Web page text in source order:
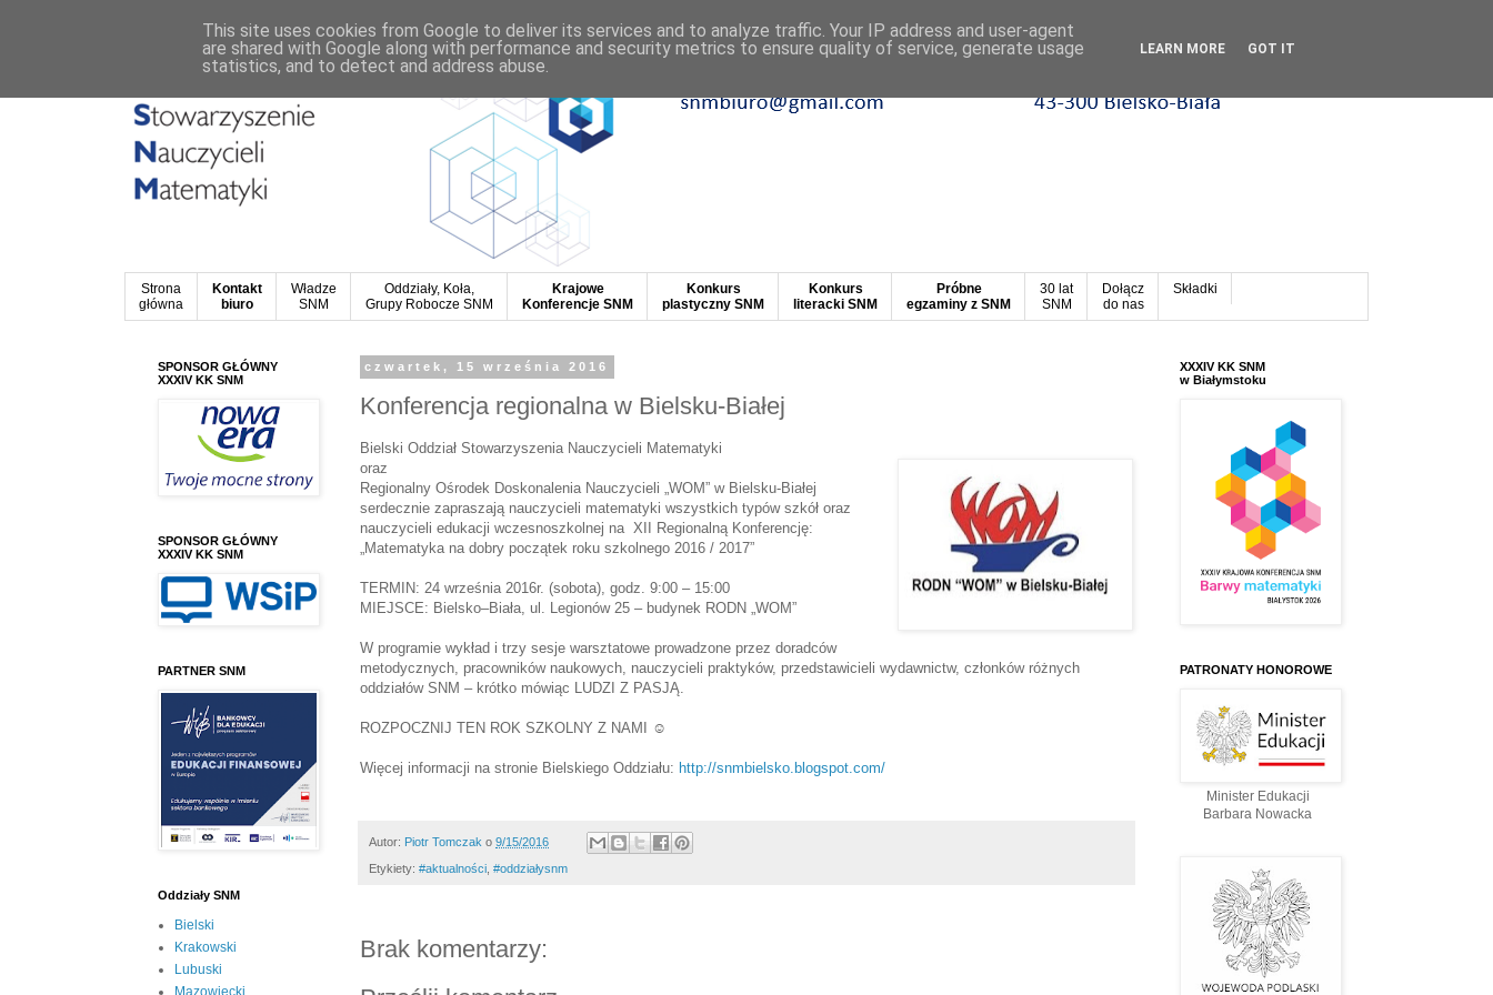
Strona
główna
Kontakt
biuro
Władze
SNM
Oddziały, Koła,
Grupy Robocze SNM
Krajowe
Konferencje SNM
Konkurs
plastyczny SNM
Konkurs
literacki SNM
Próbne
egzaminy z SNM
30 lat
SNM
Dołącz
do nas
Składki
czwartek, 15 września 2016
Konferencja regionalna w Bielsku-Białej
Bielski Oddział Stowarzyszenia Nauczycieli Matematyki
oraz
Regionalny Ośrodek Doskonalenia Nauczycieli „WOM” w Bielsku-Białej
serdecznie zapraszają nauczycieli matematyki wszystkich typów szkół oraz
nauczycieli edukacji wczesnoszkolnej na XII Regionalną Konferencję:
„Matematyka na dobry początek roku szkolnego 2016 / 2017”
TERMIN: 24 września 2016r. (sobota), godz. 9:00 – 15:00
MIEJSCE: Bielsko–Biała, ul. Legionów 25 – budynek RODN „WOM”
W programie wykład i trzy sesje warsztatowe prowadzone przez doradców
metodycznych, pracowników naukowych, nauczycieli praktyków, przedstawicieli wydawnictw, członków różnych
oddziałów SNM – krótko mówiąc LUDZI Z PASJĄ.
ROZPOCZNIJ TEN ROK SZKOLNY Z NAMI ☺
Więcej informacji na stronie Bielskiego Oddziału: http://snmbielsko.blogspot.com/
Autor: Piotr Tomczak o 9/15/2016
Etykiety: #aktualności, #oddziałysnm
Brak komentarzy:
SPONSOR GŁÓWNY
XXXIV KK SNM
SPONSOR GŁÓWNY
XXXIV KK SNM
PARTNER SNM
Oddziały SNM
Bielski
Krakowski
Lubuski
XXXIV KK SNM
w Białymstoku
PATRONATY HONOROWE
Minister Edukacji
Barbara Nowacka
This site uses cookies from Google to deliver its services and to analyze traffic. Your IP address and user-agent
are shared with Google along with performance and security metrics to ensure quality of service, generate usage
statistics, and to detect and address abuse.
LEARN MORE GOT IT